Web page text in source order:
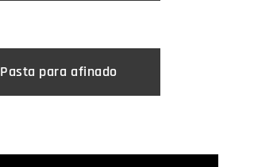
Pasta para afinado